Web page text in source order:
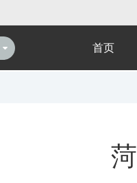
首页